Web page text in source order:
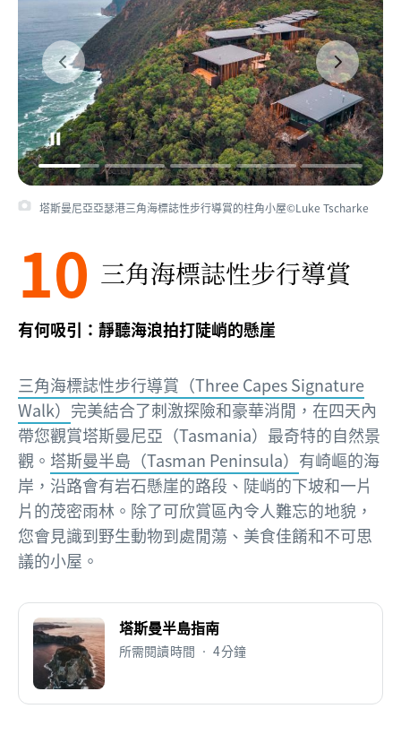
塔斯曼尼亞亞瑟港三角海標誌性步行導賞的柱角小屋©Luke Tscharke
10 三角海標誌性步行導賞
有何吸引：靜聽海浪拍打陡峭的懸崖
三角海標誌性步行導賞（Three Capes Signature
Walk） 完美結合了刺激探險和豪華消閒，在四天內
帶您觀賞塔斯曼尼亞（Tasmania）最奇特的自然景
觀。 塔斯曼半島（Tasman Peninsula） 有崎嶇的海
岸，沿路會有岩石懸崖的路段、陡峭的下坡和一片
片的茂密雨林。除了可欣賞區內令人難忘的地貌，
您會見識到野生動物到處閒蕩、美食佳餚和不可思
議的小屋。
塔斯曼半島指南
所需閱讀時間 • 4分鐘